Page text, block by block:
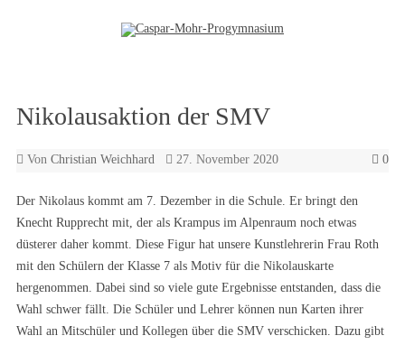
Nikolausaktion der SMV
Von Christian Weichhard 27. November 2020 0
Der Nikolaus kommt am 7. Dezember in die Schule. Er bringt den
Knecht Rupprecht mit, der als Krampus im Alpenraum noch etwas
düsterer daher kommt. Diese Figur hat unsere Kunstlehrerin Frau Roth
mit den Schülern der Klasse 7 als Motiv für die Nikolauskarte
hergenommen. Dabei sind so viele gute Ergebnisse entstanden, dass die
Wahl schwer fällt. Die Schüler und Lehrer können nun Karten ihrer
Wahl an Mitschüler und Kollegen über die SMV verschicken. Dazu gibt